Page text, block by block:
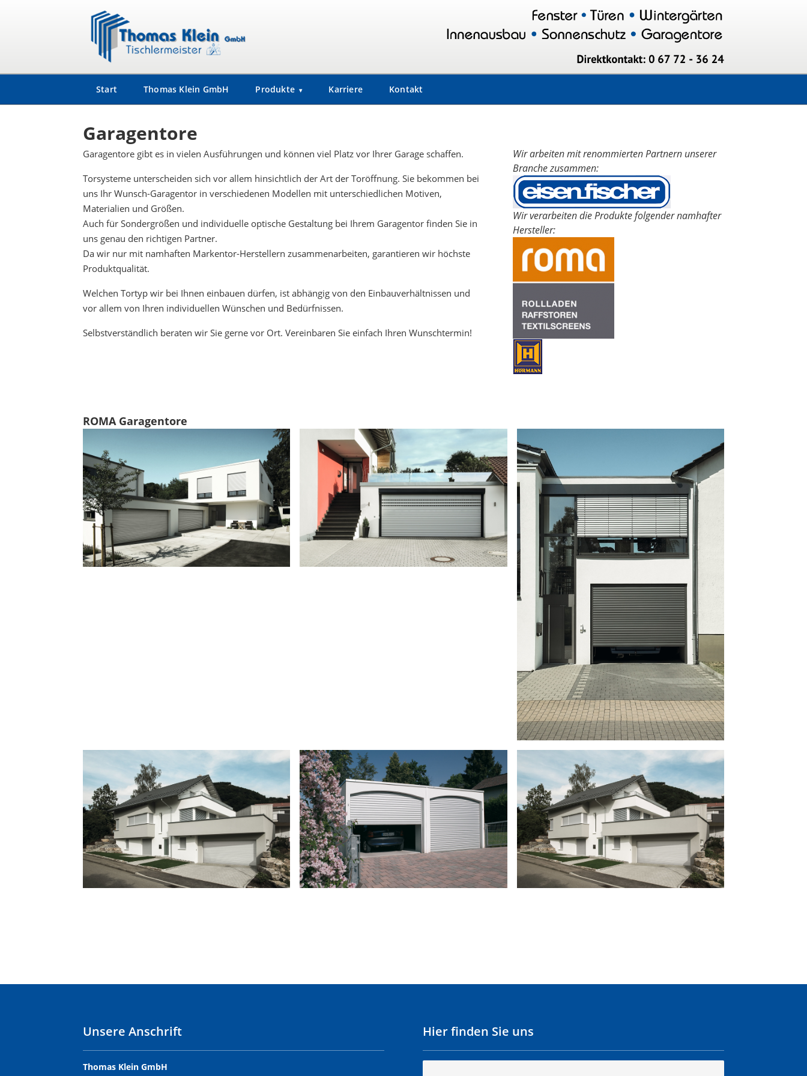
Start Thomas Klein GmbH Produkte Karriere Kontakt
Garagentore
Garagentore gibt es in vielen Ausführungen und können viel Platz vor Ihrer Garage schaffen.
Torsysteme unterscheiden sich vor allem hinsichtlich der Art der Toröffnung. Sie bekommen bei
uns Ihr Wunsch-Garagentor in verschiedenen Modellen mit unterschiedlichen Motiven,
Materialien und Größen.
Auch für Sondergrößen und individuelle optische Gestaltung bei Ihrem Garagentor finden Sie in
uns genau den richtigen Partner.
Da wir nur mit namhaften Markentor-Herstellern zusammenarbeiten, garantieren wir höchste
Produktqualität.
Welchen Tortyp wir bei Ihnen einbauen dürfen, ist abhängig von den Einbauverhältnissen und
vor allem von Ihren individuellen Wünschen und Bedürfnissen.
Selbstverständlich beraten wir Sie gerne vor Ort. Vereinbaren Sie einfach Ihren Wunschtermin!
Wir arbeiten mit renommierten Partnern unserer
Branche zusammen:
Wir verarbeiten die Produkte folgender namhafter
Hersteller:
ROMA Garagentore
Unsere Anschrift
Thomas Klein GmbH
Hier finden Sie uns